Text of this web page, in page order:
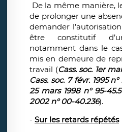
De la même manière,
de prolonger une
demander
être constitutif
notamment dans le
mis en demeure de
travail (Cass. soc. 1er
Cass. soc. 7 févr. 1995
25 mars 1998 n° 95-
2002 n° 00-40.236).
- Sur les retards répétés